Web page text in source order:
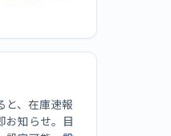
と、在庫速報
お知らせ。目